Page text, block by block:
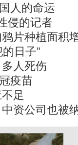
人的命运
侵的记者
片种植面积
日子”
人死伤
疫苗
足
资公司也被